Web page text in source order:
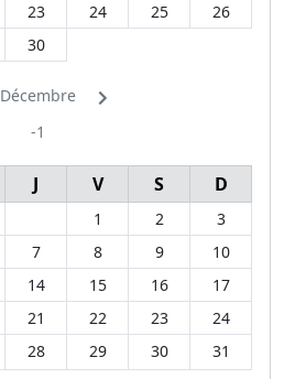
23 24 25
26
30
Décembre
-1
J V S D
1 2
3
7 8 9
10
14 15 16
17
21 22 23
24
28 29 30 31